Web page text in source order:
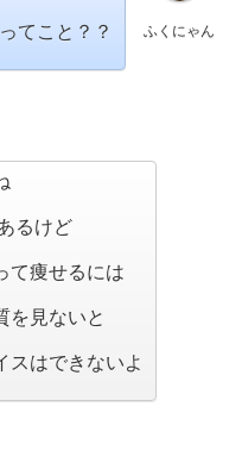
ふくにゃん
てこと？？
るけど
て痩せるには
を見ないと
スはできないよ